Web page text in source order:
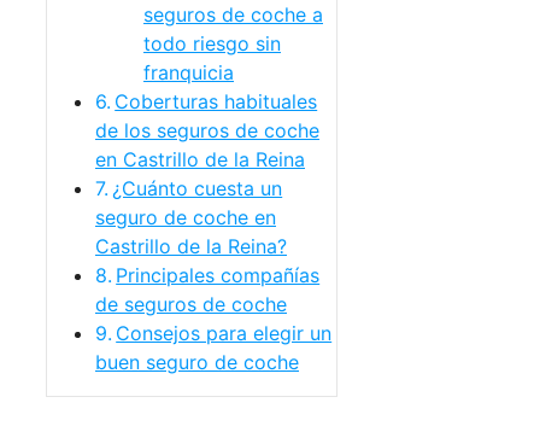
seguros de coche a
todo riesgo sin
franquicia
Coberturas habituales
de los seguros de coche
en Castrillo de la Reina
¿Cuánto cuesta un
seguro de coche en
Castrillo de la Reina?
Principales compañías
de seguros de coche
Consejos para elegir un
buen seguro de coche